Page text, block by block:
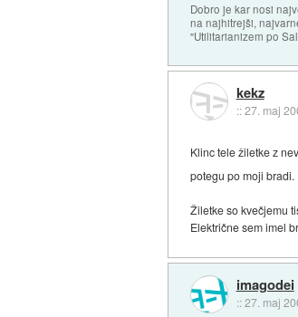
Dobro je kar nosi
na najhitrejši,
"Utilitarianizem po
kekz
::27. maj
Klinc tele žiletke z
potegu po moji
Žiletke so kvečjemu
Električne sem imel
imagodei
::27. maj